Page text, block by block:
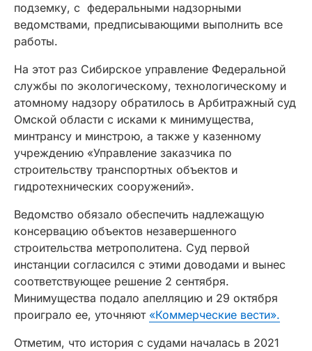
подземку, с федеральными надзорными
ведомствами, предписывающими выполнить все
работы.
На этот раз Сибирское управление Федеральной
службы по экологическому, технологическому и
атомному надзору обратилось в Арбитражный суд
Омской области с исками к минимущества,
минтрансу и минстрою, а также у казенному
учреждению «Управление заказчика по
строительству транспортных объектов и
гидротехнических сооружений».
Ведомство обязало обеспечить надлежащую
консервацию объектов незавершенного
строительства метрополитена. Суд первой
инстанции согласился с этими доводами и вынес
соответствующее решение 2 сентября.
Минимущества подало апелляцию и 29 октября
проиграло ее, уточняют «Коммерческие вести».
Отметим, что история с судами началась в 2021